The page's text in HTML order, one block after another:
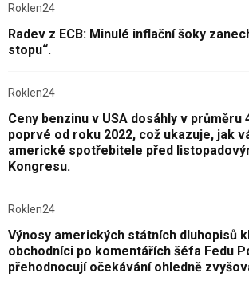
Roklen24
Radev z ECB: Minulé inflační šoky
stopu“.
Roklen24
Ceny benzinu v USA dosáhly v průměru
poprvé od roku 2022, což ukazuje, jak
americké spotřebitele před
Kongresu.
Roklen24
Výnosy amerických státních dluhopisů
obchodníci po komentářích šéfa Fedu
přehodnocují očekávání ohledně